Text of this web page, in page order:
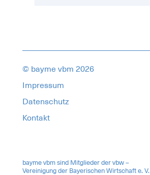
© bayme vbm 2026
Impressum
Datenschutz
Kontakt
bayme vbm sind Mitglieder der vbw –
Vereinigung der Bayerischen Wirtschaft e. V.